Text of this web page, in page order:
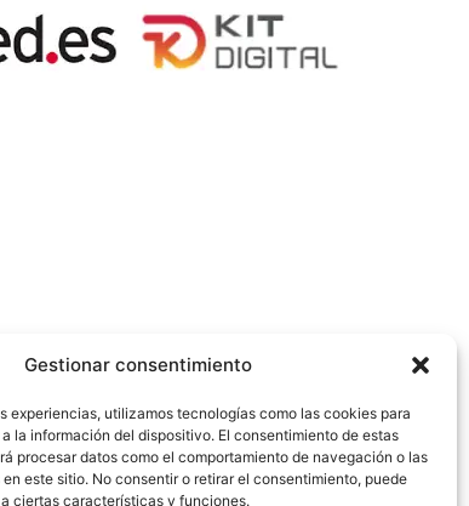
Gestionar consentimiento
experiencias, utilizamos tecnologías como las cookies para
la información del dispositivo. El consentimiento de estas
procesar datos como el comportamiento de navegación o las
este sitio. No consentir o retirar el consentimiento, puede
ciertas características y funciones.